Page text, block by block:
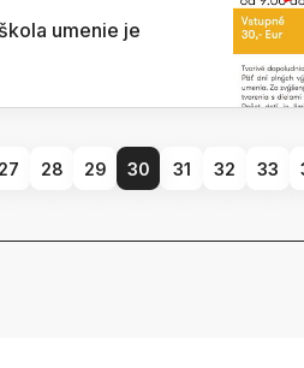
umenie je
27 28 29 30 31 32 33